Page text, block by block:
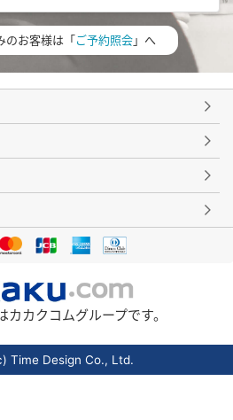
のお客様は「ご予約照会」へ
カカクコムグループです。
Time Design Co., Ltd.